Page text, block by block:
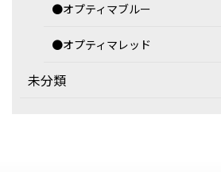
●オプティマブルー
●オプティマレッド
未分類